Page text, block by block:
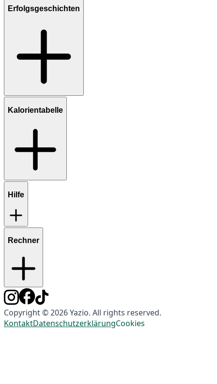
Erfolgsgeschichten
Kalorientabelle
Hilfe
Rechner
Copyright © 2026 Yazio. All rights reserved.
KontaktDatenschutzerklärungCookies